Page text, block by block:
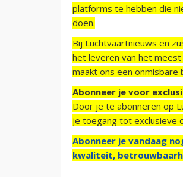
platforms te hebben die
doen.
Bij Luchtvaartnieuws en
het leveren van het
maakt ons een
Abonneer je voor
Door je te abonneren op
je toegang tot exclusieve
Abonneer je vandaag
kwaliteit,